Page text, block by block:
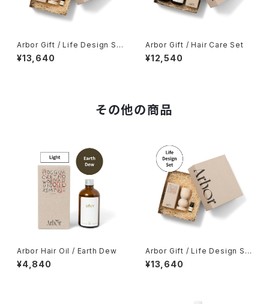
Arbor Gift / Life Design Se
t
¥13,640
Arbor Gift / Hair Care Set
¥12,540
その他の商品
Arbor Hair Oil / Earth Dew
¥4,840
Arbor Gift / Life Design Se
t
¥13,640